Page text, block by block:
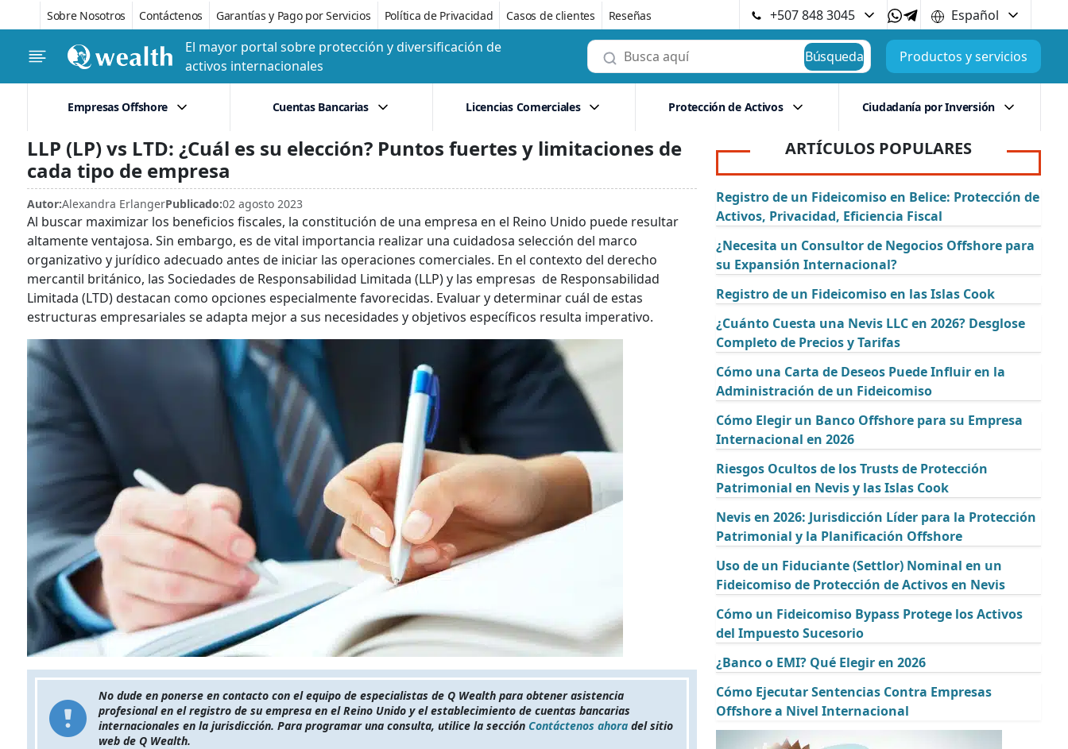
Sobre Nosotros Contáctenos Garantías y Pago por Servicios Política de Privacidad Casos de clientes Reseñas +507 848 3045
Español
El mayor portal sobre protección y diversificación de
activos internacionales
Búsqueda Productos y servicios
Empresas Offshore Cuentas Bancarias Licencias Comerciales Protección de Activos Ciudadanía por Inversión
LLP (LP) vs LTD: ¿Cuál es su elección? Puntos fuertes y limitaciones de
cada tipo de empresa
Autor:Alexandra ErlangerPublicado:02 agosto 2023
Al buscar maximizar los beneficios fiscales, la constitución de una empresa en el Reino Unido puede resultar
altamente ventajosa. Sin embargo, es de vital importancia realizar una cuidadosa selección del marco
organizativo y jurídico adecuado antes de iniciar las operaciones comerciales. En el contexto del derecho
mercantil británico, las Sociedades de Responsabilidad Limitada (LLP) y las empresas de Responsabilidad
Limitada (LTD) destacan como opciones especialmente favorecidas. Evaluar y determinar cuál de estas
estructuras empresariales se adapta mejor a sus necesidades y objetivos específicos resulta imperativo.
No dude en ponerse en contacto con el equipo de especialistas de Q Wealth para obtener asistencia
profesional en el registro de su empresa en el Reino Unido y el establecimiento de cuentas bancarias
internacionales en la jurisdicción. Para programar una consulta, utilice la sección Contáctenos ahora del sitio
web de Q Wealth.
ARTÍCULOS POPULARES
Registro de un Fideicomiso en Belice: Protección de
Activos, Privacidad, Eficiencia Fiscal
¿Necesita un Consultor de Negocios Offshore para
su Expansión Internacional?
Registro de un Fideicomiso en las Islas Cook
¿Cuánto Cuesta una Nevis LLC en 2026? Desglose
Completo de Precios y Tarifas
Cómo una Carta de Deseos Puede Influir en la
Administración de un Fideicomiso
Cómo Elegir un Banco Offshore para su Empresa
Internacional en 2026
Riesgos Ocultos de los Trusts de Protección
Patrimonial en Nevis y las Islas Cook
Nevis en 2026: Jurisdicción Líder para la Protección
Patrimonial y la Planificación Offshore
Uso de un Fiduciante (Settlor) Nominal en un
Fideicomiso de Protección de Activos en Nevis
Cómo un Fideicomiso Bypass Protege los Activos
del Impuesto Sucesorio
¿Banco o EMI? Qué Elegir en 2026
Cómo Ejecutar Sentencias Contra Empresas
Offshore a Nivel Internacional